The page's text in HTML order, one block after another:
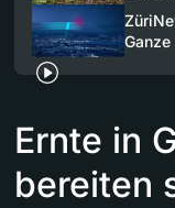
Ganze
Ernte in
bereiten